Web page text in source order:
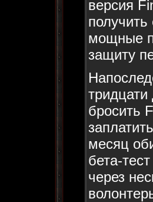
версия
мощные
защиту
бросить
месяц
бета-
через